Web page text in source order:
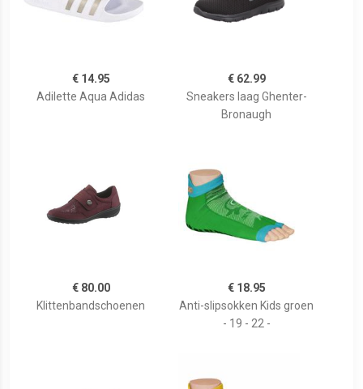
€ 14.95
Adilette Aqua Adidas
€ 62.99
Sneakers laag Ghenter-
Bronaugh
€ 80.00
Klittenbandschoenen
€ 18.95
Anti-slipsokken Kids groen
- 19 - 22 -